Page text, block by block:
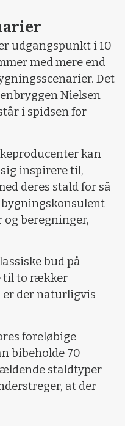
udgangspunkt i 10
med mere end
Det
Nielsen
i spidsen for
kan
inspirere til,
deres stald for så
beregninger,
bud på
til to rækker
er der naturligvis
foreløbige
bibeholde 70
staldtyper
at der